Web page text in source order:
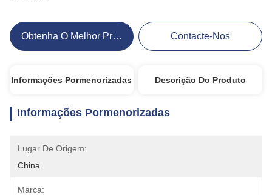
Obtenha O Melhor Preço Contacte-Nos
Informações Pormenorizadas Descrição Do Produto
Informações Pormenorizadas
Lugar De Origem:
China
Marca: